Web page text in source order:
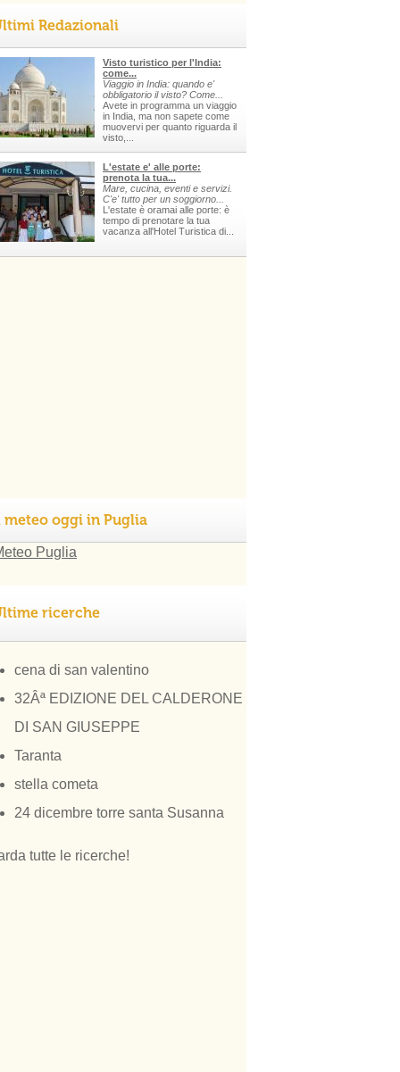
Redazionali
Visto turistico per l'India:
come...
Viaggio in India: quando e'
obbligatorio il visto? Come...
Avete in programma un viaggio
in India, ma non sapete come
muovervi per quanto riguarda il
visto,...
L'estate e' alle porte:
prenota la tua...
Mare, cucina, eventi e servizi.
C'e' tutto per un soggiorno...
L'estate è oramai alle porte: è
tempo di prenotare la tua
vacanza all'Hotel Turistica di...
meteo oggi in Puglia
ricerche
cena di san valentino
32Âª EDIZIONE DEL CALDERONE
DI SAN GIUSEPPE
Taranta
stella cometa
24 dicembre torre santa Susanna
tutte le ricerche!